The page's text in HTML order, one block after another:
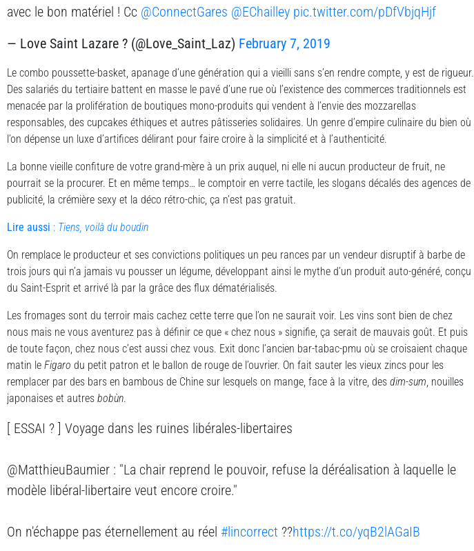
avec le bon matériel ! Cc @ConnectGares @EChailley pic.twitter.com/pDfVbjqHjf
— Love Saint Lazare ? (@Love_Saint_Laz) February 7, 2019
Le combo poussette-basket, apanage d’une génération qui a vieilli sans s’en rendre compte, y est de rigueur.
Des salariés du tertiaire battent en masse le pavé d’une rue où l’existence des commerces traditionnels est
menacée par la prolifération de boutiques mono-produits qui vendent à l’envie des mozzarellas
responsables, des cupcakes éthiques et autres pâtisseries solidaires. Un genre d’empire culinaire du bien où
l’on dépense un luxe d’artifices délirant pour faire croire à la simplicité et à l’authenticité.
La bonne vieille confiture de votre grand-mère à un prix auquel, ni elle ni aucun producteur de fruit, ne
pourrait se la procurer. Et en même temps… le comptoir en verre tactile, les slogans décalés des agences de
publicité, la crémière sexy et la déco rétro-chic, ça n’est pas gratuit.
Lire aussi : Tiens, voilà du boudin
On remplace le producteur et ses convictions politiques un peu rances par un vendeur disruptif à barbe de
trois jours qui n’a jamais vu pousser un légume, développant ainsi le mythe d’un produit auto-généré, conçu
du Saint-Esprit et arrivé là par la grâce des flux dématérialisés.
Les fromages sont du terroir mais cachez cette terre que l’on ne saurait voir. Les vins sont bien de chez
nous mais ne vous aventurez pas à définir ce que « chez nous » signifie, ça serait de mauvais goût. Et puis
de toute façon, chez nous c’est aussi chez vous. Exit donc l’ancien bar-tabac-pmu où se croisaient chaque
matin le Figaro du petit patron et le ballon de rouge de l’ouvrier. On fait sauter les vieux zincs pour les
remplacer par des bars en bambous de Chine sur lesquels on mange, face à la vitre, des dim-sum , nouilles
japonaises et autres bobùn.
[ ESSAI ? ] Voyage dans les ruines libérales-libertaires
@MatthieuBaumier : "La chair reprend le pouvoir, refuse la déréalisation à laquelle le
modèle libéral-libertaire veut encore croire."
On n'échappe pas éternellement au réel #lincorrect ??https://t.co/yqB2lAGaIB